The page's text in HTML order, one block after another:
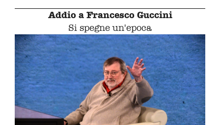
Addio a Francesco Guccini
Si spegne un'epoca